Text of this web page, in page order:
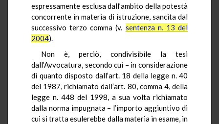
espressamente esclusa dall’ambito della potestà
concorrente in materia di istruzione, sancita dal
successivo terzo comma (v. sentenza n. 13 del
2004).
Non è, perciò, condivisibile la tesi
dall’Avvocatura, secondo cui – in considerazione
di quanto disposto dall’art. 18 della legge n. 40
del 1987, richiamato dall’art. 80, comma 4, della
legge n. 448 del 1998, a sua volta richiamato
dalla norma impugnata – l’importo aggiuntivo di
cui si tratta esulerebbe dalla materia in esame, in